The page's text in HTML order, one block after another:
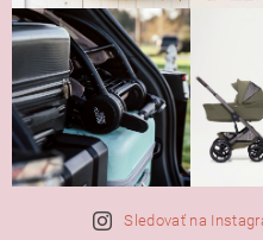
Sledovať na